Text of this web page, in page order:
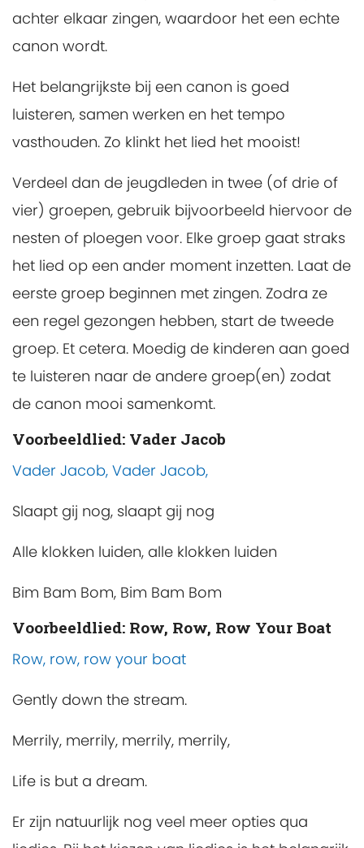
achter elkaar zingen, waardoor het een echte
canon wordt.
Het belangrijkste bij een canon is goed
luisteren, samen werken en het tempo
vasthouden. Zo klinkt het lied het mooist!
Verdeel dan de jeugdleden in twee (of drie of
vier) groepen, gebruik bijvoorbeeld hiervoor de
nesten of ploegen voor. Elke groep gaat straks
het lied op een ander moment inzetten. Laat de
eerste groep beginnen met zingen. Zodra ze
een regel gezongen hebben, start de tweede
groep. Et cetera. Moedig de kinderen aan goed
te luisteren naar de andere groep(en) zodat
de canon mooi samenkomt.
Voorbeeldlied: Vader Jacob
Vader Jacob, Vader Jacob,
Slaapt gij nog, slaapt gij nog
Alle klokken luiden, alle klokken luiden
Bim Bam Bom, Bim Bam Bom
Voorbeeldlied: Row, Row, Row Your Boat
Row, row, row your boat
Gently down the stream.
Merrily, merrily, merrily, merrily,
Life is but a dream.
Er zijn natuurlijk nog veel meer opties qua